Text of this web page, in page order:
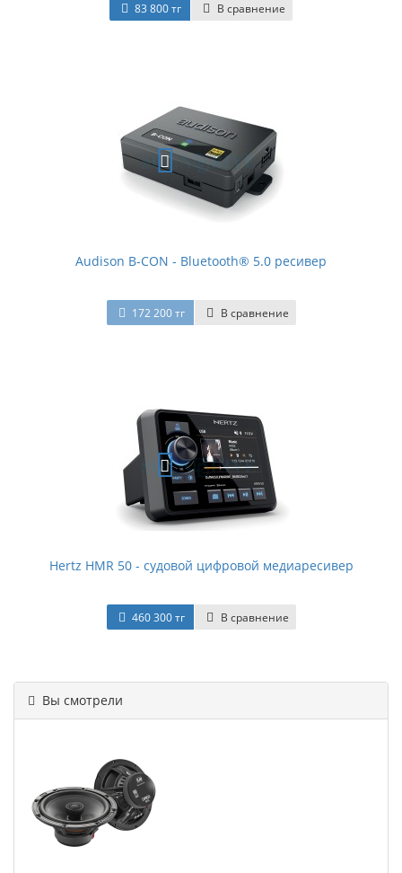
83 800 тг В сравнение
Audison B-CON - Bluetooth® 5.0 ресивер
172 200 тг В сравнение
Hertz HMR 50 - судовой цифровой медиаресивер
460 300 тг В сравнение
Вы смотрели